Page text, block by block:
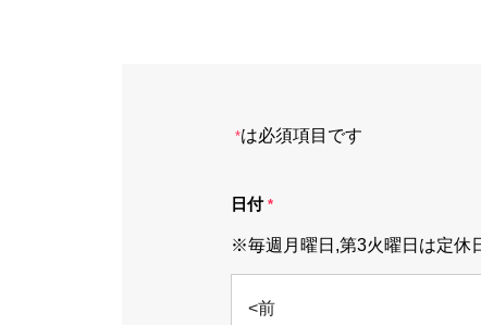
*は必須項目です
日付 *
※毎週月曜日,第3火曜日は定休
<前